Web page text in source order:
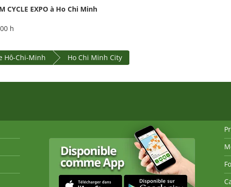
EXPO à Ho Chi Minh
h
Hô-Chi-Minh Ho Chi Minh City